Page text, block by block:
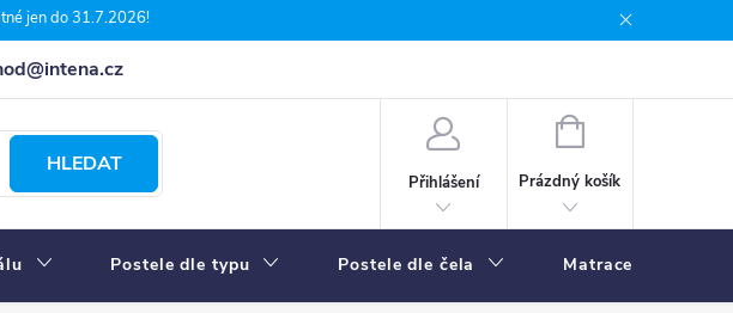
jen do 31.7.2026!
u Intena nábytek
HLEDAT
Přihlášení
NÁKUPNÍ
Prázdný košík
Postele dle typu Postele dle čela Matrace